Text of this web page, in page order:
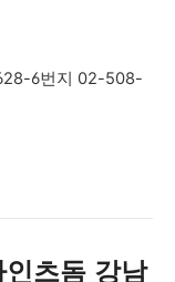
6번지 02-508-